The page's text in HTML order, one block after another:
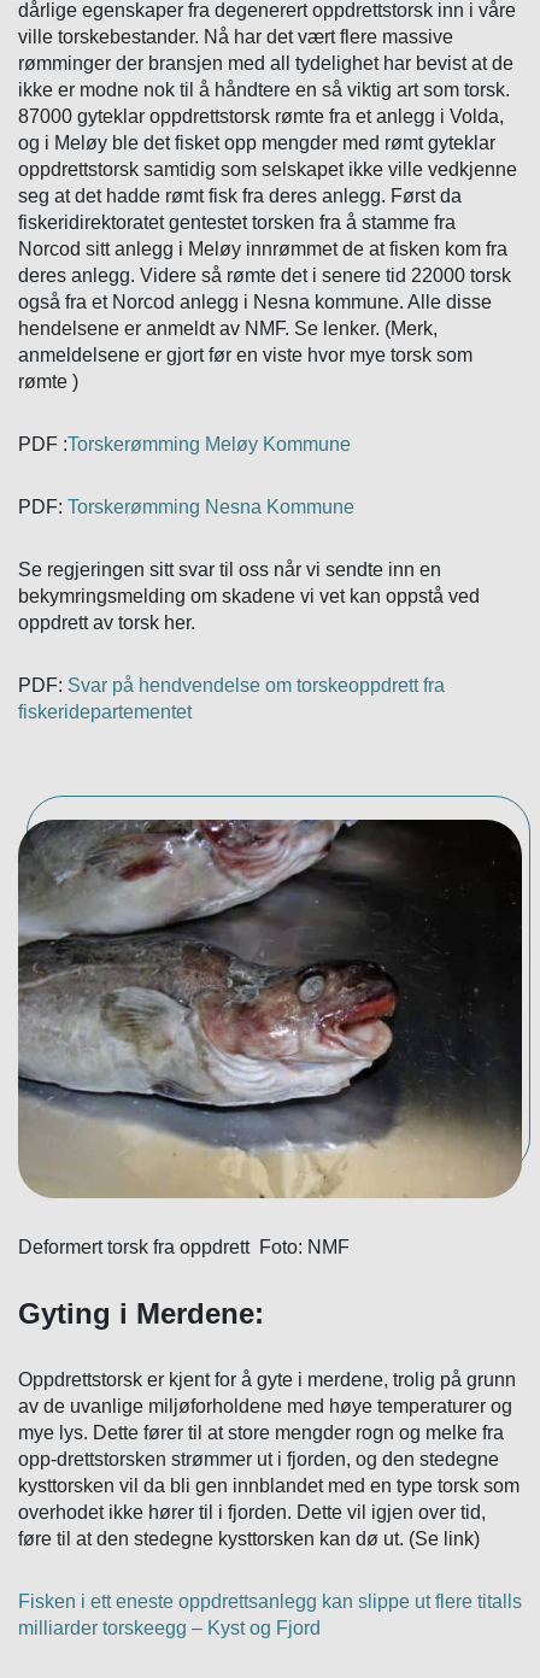
dårlige egenskaper fra degenerert oppdrettstorsk inn i våre
ville torskebestander. Nå har det vært flere massive
rømminger der bransjen med all tydelighet har bevist at de
ikke er modne nok til å håndtere en så viktig art som torsk.
87000 gyteklar oppdrettstorsk rømte fra et anlegg i Volda,
og i Meløy ble det fisket opp mengder med rømt gyteklar
oppdrettstorsk samtidig som selskapet ikke ville vedkjenne
seg at det hadde rømt fisk fra deres anlegg. Først da
fiskeridirektoratet gentestet torsken fra å stamme fra
Norcod sitt anlegg i Meløy innrømmet de at fisken kom fra
deres anlegg. Videre så rømte det i senere tid 22000 torsk
også fra et Norcod anlegg i Nesna kommune. Alle disse
hendelsene er anmeldt av NMF. Se lenker. (Merk,
anmeldelsene er gjort før en viste hvor mye torsk som
rømte )
PDF :Torskerømming Meløy Kommune
PDF: Torskerømming Nesna Kommune
Se regjeringen sitt svar til oss når vi sendte inn en
bekymringsmelding om skadene vi vet kan oppstå ved
oppdrett av torsk her.
PDF: Svar på hendvendelse om torskeoppdrett fra
fiskeridepartementet
Deformert torsk fra oppdrett Foto: NMF
Gyting i Merdene:
Oppdrettstorsk er kjent for å gyte i merdene, trolig på grunn
av de uvanlige miljøforholdene med høye temperaturer og
mye lys. Dette fører til at store mengder rogn og melke fra
opp-drettstorsken strømmer ut i fjorden, og den stedegne
kysttorsken vil da bli gen innblandet med en type torsk som
overhodet ikke hører til i fjorden. Dette vil igjen over tid,
føre til at den stedegne kysttorsken kan dø ut. (Se link)
Fisken i ett eneste oppdrettsanlegg kan slippe ut flere titalls
milliarder torskeegg – Kyst og Fjord